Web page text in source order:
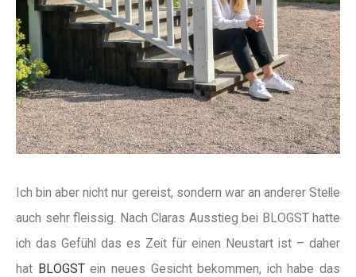
Ich bin aber nicht nur gereist, sondern war an anderer Stelle
auch sehr fleissig. Nach Claras Ausstieg bei BLOGST hatte
ich das Gefühl das es Zeit für einen Neustart ist – daher
hat BLOGSTein neues Gesicht bekommen, ich habe das